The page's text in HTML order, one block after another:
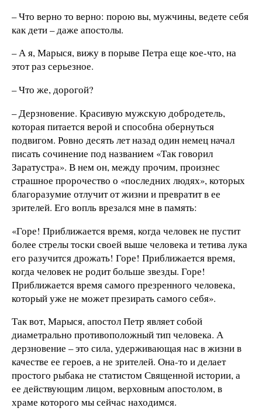
– Что верно то верно: порою вы, мужчины, ведете себя
как дети – даже апостолы.
– А я, Марыся, вижу в порыве Петра еще кое-что, на
этот раз серьезное.
– Что же, дорогой?
– Дерзновение. Красивую мужскую добродетель,
которая питается верой и способна обернуться
подвигом. Ровно десять лет назад один немец начал
писать сочинение под названием «Так говорил
Заратустра». В нем он, между прочим, произнес
страшное пророчество о «последних людях», которых
благоразумие отлучит от жизни и превратит в ее
зрителей. Его вопль врезался мне в память:
«Горе! Приближается время, когда человек не пустит
более стрелы тоски своей выше человека и тетива лука
его разучится дрожать! Горе! Приближается время,
когда человек не родит больше звезды. Горе!
Приближается время самого презренного человека,
который уже не может презирать самого себя».
Так вот, Марыся, апостол Петр являет собой
диаметрально противоположный тип человека. А
дерзновение – это сила, удерживающая нас в жизни в
качестве ее героев, а не зрителей. Она-то и делает
простого рыбака не статистом Священной истории, а
ее действующим лицом, верховным апостолом, в
храме которого мы сейчас находимся.